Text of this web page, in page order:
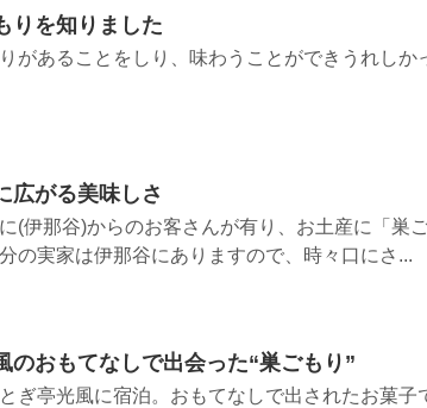
りを知りました
があることをしり、味わうことができうれしか
長野県
広がる美味しさ
(伊那谷)からのお客さんが有り、お土産に「巣
の実家は伊那谷にありますので、時々口にさ...
のおもてなしで出会った“巣ごもり”
ぎ亭光風に宿泊。おもてなしで出されたお菓子